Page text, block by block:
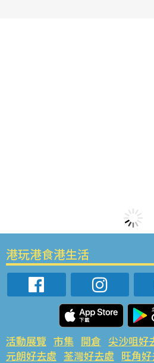
港玩港食港生活
活動展覽 市集 開倉 尖沙咀好
元朗好去處 荃灣好去處 旺角